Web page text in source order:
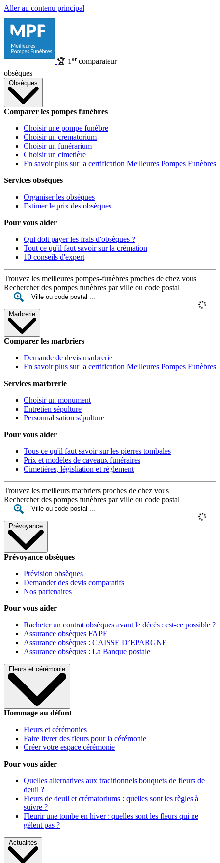
Aller au contenu principal
🏆 1 ercomparateur
obsèques
Obsèques
Comparer les pompes funèbres
Choisir une pompe funèbre
Choisir un crematorium
Choisir un funérarium
Choisir un cimetière
En savoir plus sur la certification Meilleures Pompes Funèbres
Services obsèques
Organiser les obsèques
Estimer le prix des obsèques
Pour vous aider
Qui doit payer les frais d'obsèques ?
Tout ce qu'il faut savoir sur la crémation
10 conseils d'expert
Trouvez les meilleures pompes-funèbres proches de chez vous
Rechercher des pompes funèbres par ville ou code postal
Marbrerie
Comparer les marbriers
Demande de devis marbrerie
En savoir plus sur la certification Meilleures Pompes Funèbres
Services marbrerie
Choisir un monument
Entretien sépulture
Personnalisation sépulture
Pour vous aider
Tous ce qu'il faut savoir sur les pierres tombales
Prix et modèles de caveaux funéraires
Cimetières, législiation et réglement
Trouvez les meilleurs marbriers proches de chez vous
Rechercher des pompes funèbres par ville ou code postal
Prévoyance
Prévoyance obsèques
Prévision obsèques
Demander des devis comparatifs
Nos partenaires
Pour vous aider
Racheter un contrat obsèques avant le décès : est-ce possible ?
Assurance obsèques FAPE
Assurance obsèques : CAISSE D’EPARGNE
Assurance obsèques : La Banque postale
Fleurs et cérémonie
Hommage au défunt
Fleurs et cérémonies
Faire livrer des fleurs pour la cérémonie
Créer votre espace cérémonie
Pour vous aider
Quelles alternatives aux traditionnels bouquets de fleurs de
deuil ?
Fleurs de deuil et crématoriums : quelles sont les règles à
suivre ?
Fleurir une tombe en hiver : quelles sont les fleurs qui ne
gèlent pas ?
Actualités